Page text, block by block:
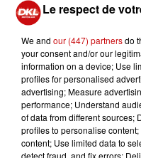
Participez au 15eme
Solidarité de
Au programme :
12h30 : Cyclo-cross
14h15 : Prix Geko
15h15 : Prix du Garage
Au profit de 3
Le respect de
We and our (447) partnersdo
your consent and/or our
information on a device; Use
profiles for personalised
advertising; Measure
performance; Understand
of data from different sources;
profiles to personalise
content; Use limited data to
detect fraud, and fix errors;